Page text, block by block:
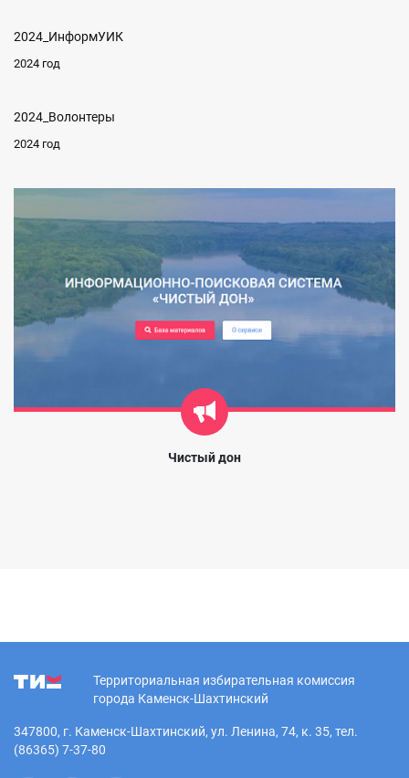
2024_ИнформУИК
2024 год
2024_Волонтеры
2024 год
Чистый дон
Территориальная избирательная комиссия
города Каменск-Шахтинский
347800, г. Каменск-Шахтинский, ул. Ленина, 74, к. 35, тел.
(86365) 7-37-80